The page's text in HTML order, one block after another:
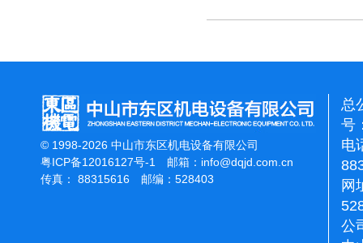
© 1998-2026 中山市东区机电设备有限公司
粤ICP备12016127号-1 邮箱： info@dqjd.com.cn
传真： 88315616 邮编：528403
总
号
电
网
公